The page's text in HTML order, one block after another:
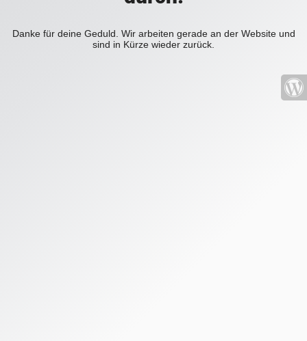
Danke für deine Geduld. Wir arbeiten gerade an der Website und
sind in Kürze wieder zurück.